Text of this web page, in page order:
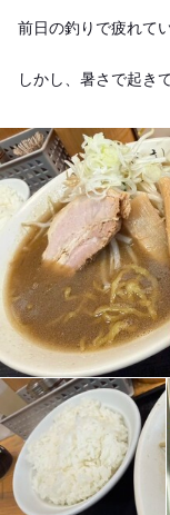
前日の釣りで疲れて
しかし、暑さで起き